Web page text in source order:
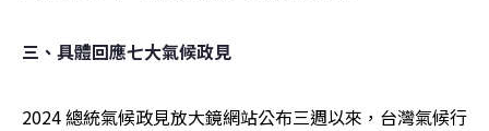
三、具體回應七大氣候政見
2024 總統氣候政見放大鏡網站公布三週以來，台灣氣候行